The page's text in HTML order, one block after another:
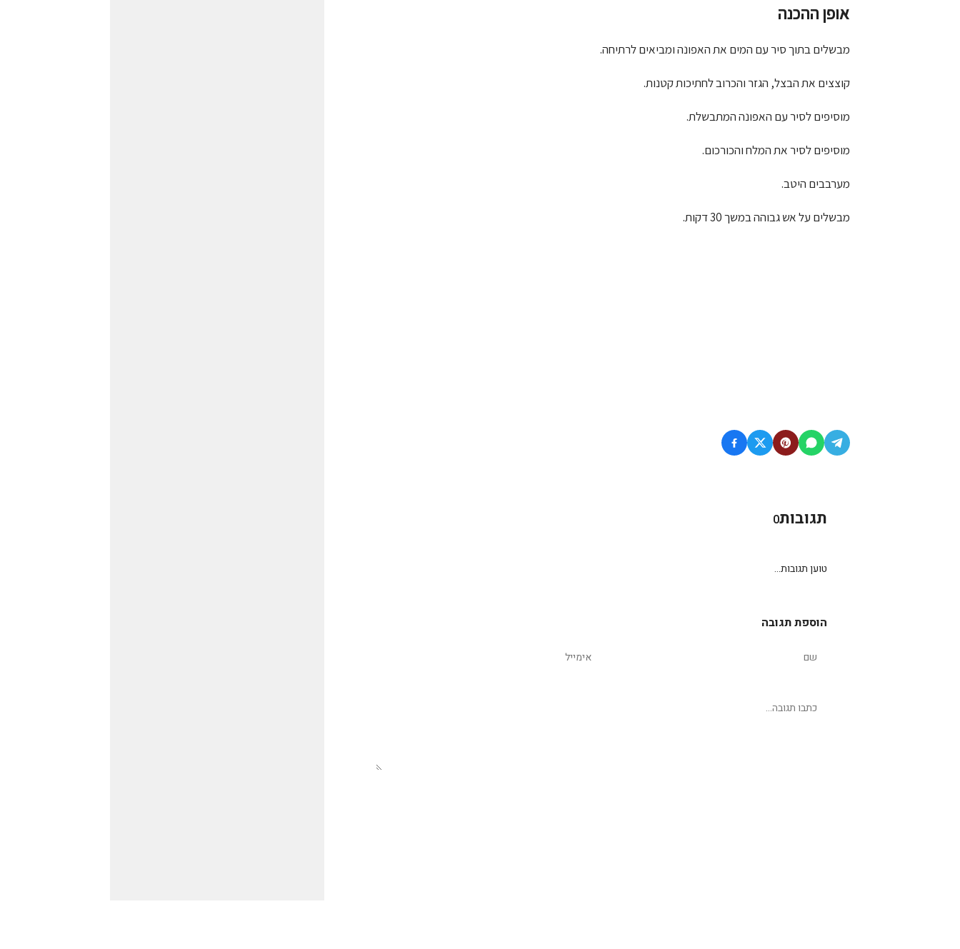
אופן ההכנה
מבשלים בתוך סיר עם המים את האפונה ומביאים לרתיחה.
קוצצים את הבצל, הגזר והכרוב לחתיכות קטנות.
מוסיפים לסיר עם האפונה המתבשלת.
מוסיפים לסיר את המלח והכורכום.
מערבבים היטב.
מבשלים על אש גבוהה במשך 30 דקות.
תגובות0
טוען תגובות...
הוספת תגובה